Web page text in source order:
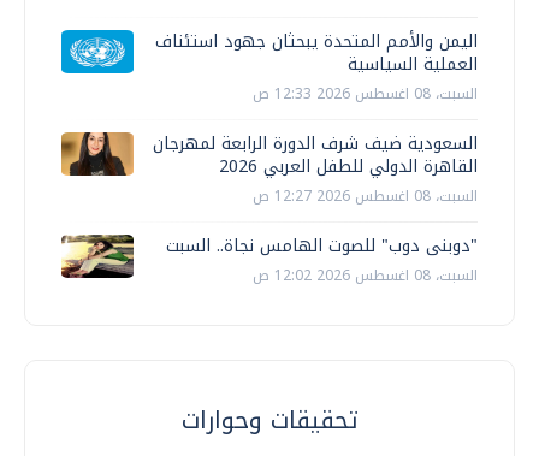
اليمن والأمم المتحدة يبحثان جهود استئناف
العملية السياسية
السبت، 08 اغسطس 2026 12:33 ص
السعودية ضيف شرف الدورة الرابعة لمهرجان
القاهرة الدولي للطفل العربي 2026
السبت، 08 اغسطس 2026 12:27 ص
"دوبنى دوب" للصوت الهامس نجاة.. السبت
السبت، 08 اغسطس 2026 12:02 ص
تحقيقات وحوارات